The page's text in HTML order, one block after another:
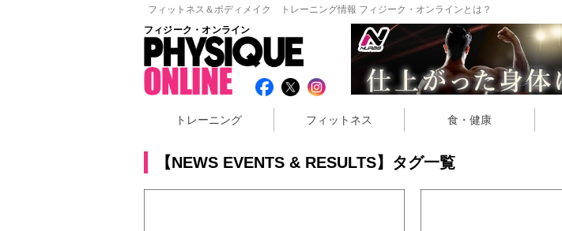
フィットネス＆ボディメイク トレーニング情報 フィジーク・オンラインとは？
フィジーク・オンライン
トレーニング フィットネス 食・健康
【NEWS EVENTS & RESULTS】タグ一覧